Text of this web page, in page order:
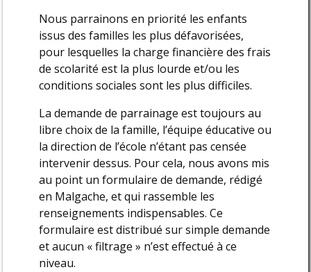
Nous parrainons en priorité les enfants
issus des familles les plus défavorisées,
pour lesquelles la charge financière des frais
de scolarité est la plus lourde et/ou les
conditions sociales sont les plus difficiles.
La demande de parrainage est toujours au
libre choix de la famille, l’équipe éducative ou
la direction de l’école n’étant pas censée
intervenir dessus. Pour cela, nous avons mis
au point un formulaire de demande, rédigé
en Malgache, et qui rassemble les
renseignements indispensables. Ce
formulaire est distribué sur simple demande
et aucun « filtrage » n’est effectué à ce
niveau.